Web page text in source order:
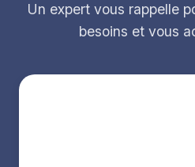
Un expert vous rappelle
besoins et vous